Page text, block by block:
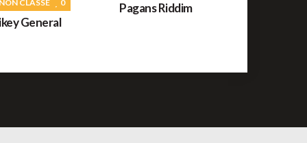
du jour : War de Bob Marley
CLASSÉ 0
General
Pagans Riddim